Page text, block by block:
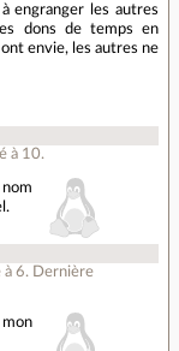
engranger les autres
dons de temps en
envie, les autres ne
à 10.
à6. Dernière
mon